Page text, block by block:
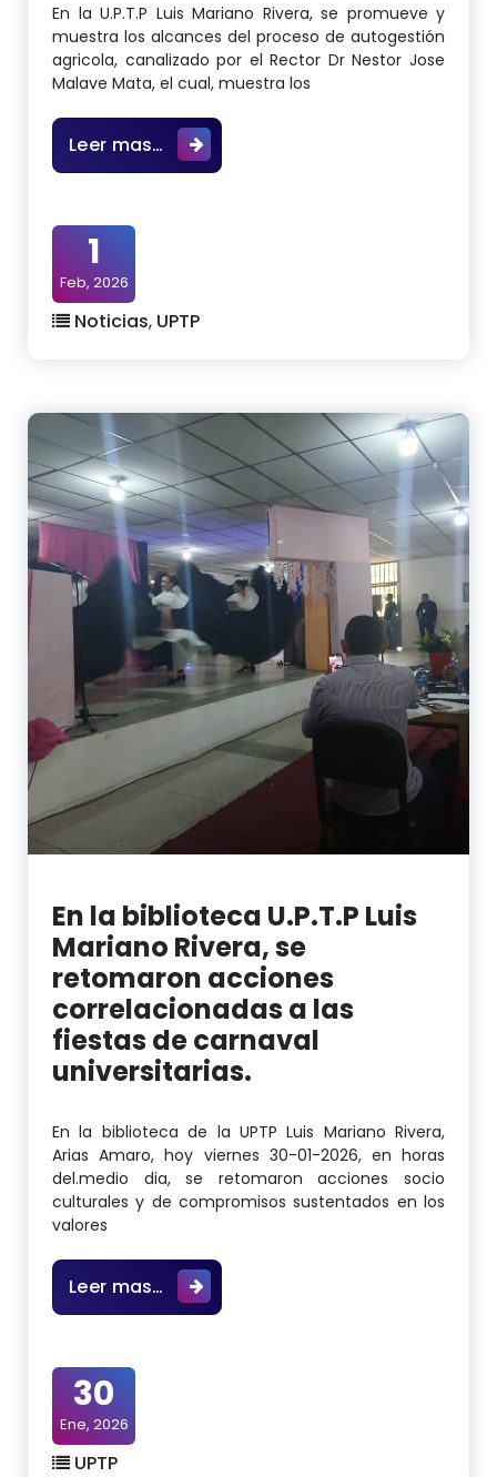
En la U.P.T.P Luis Mariano Rivera, se promueve y
muestra los alcances del proceso de autogestión
agricola, canalizado por el Rector Dr Nestor Jose
Malave Mata, el cual, muestra los
Leer mas… Programa de autogestion y
1
Feb, 2026
Noticias, UPTP
En la biblioteca U.P.T.P Luis
Mariano Rivera, se
retomaron acciones
correlacionadas a las
fiestas de carnaval
universitarias.
En la biblioteca de la UPTP Luis Mariano Rivera,
Arias Amaro, hoy viernes 30-01-2026, en horas
del.medio dia, se retomaron acciones socio
culturales y de compromisos sustentados en los
valores
Leer mas… En la biblioteca U.P.T.P Luis
30
Ene, 2026
UPTP